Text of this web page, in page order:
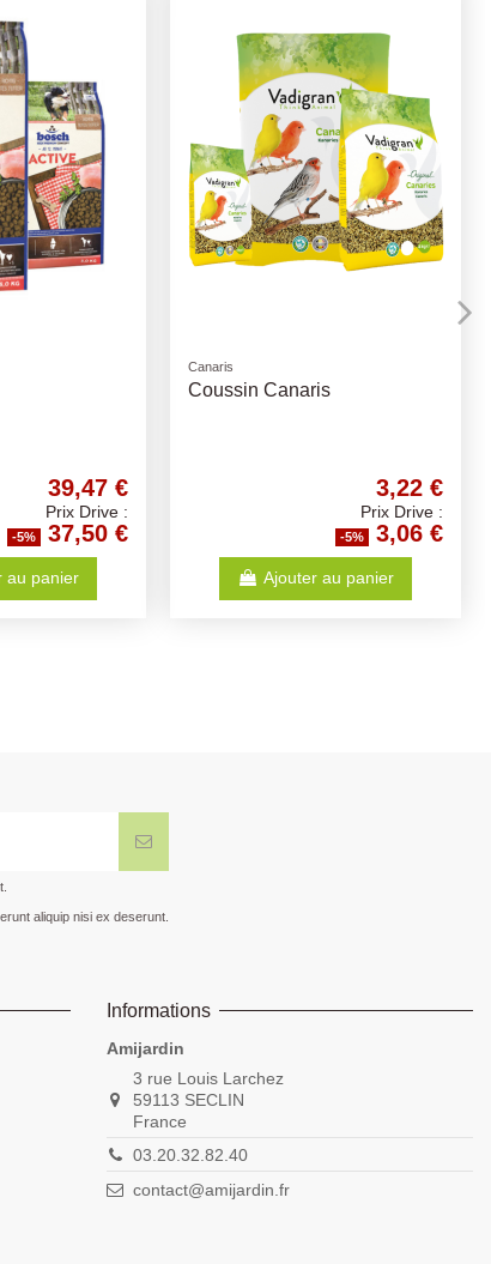
11,47 €
Prix Drive :
-5% 10,90 €
au panier
Compléments Alimentaires
Huile de Saumon - Différents
11,57 €
Prix Drive :
-5% 10,99 €
Ajouter au panier
aliquip nisi ex deserunt.
Informations
Amijardin
3 rue Louis Larchez
59113 SECLIN
France
03.20.32.82.40
contact@amijardin.fr